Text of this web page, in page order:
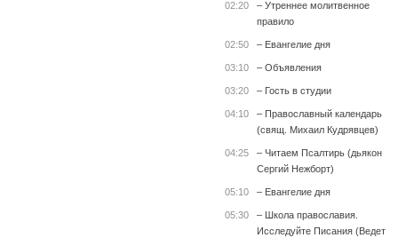
02:20
– Утреннее молитвенное
правило
02:50 – Евангелие дня
03:10 – Объявления
03:20 – Гость в студии
04:10
– Православный календарь
(свящ. Михаил Кудрявцев)
04:25
– Читаем Псалтирь (дьякон
Сергий Нежборт)
05:10 – Евангелие дня
05:30
– Школа православия.
Исследуйте Писания (Ведет